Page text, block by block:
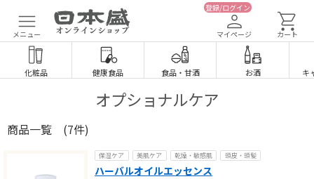
メニュー
登録/ログイン
マイページ カート
化粧品 健康食品 食品・ 甘酒 お酒 キ
オプショナルケア
商品一覧 (7件)
保湿ケア 美肌ケア 乾燥・敏感肌 頭皮・頭髪
ハーバルオイルエッセンス